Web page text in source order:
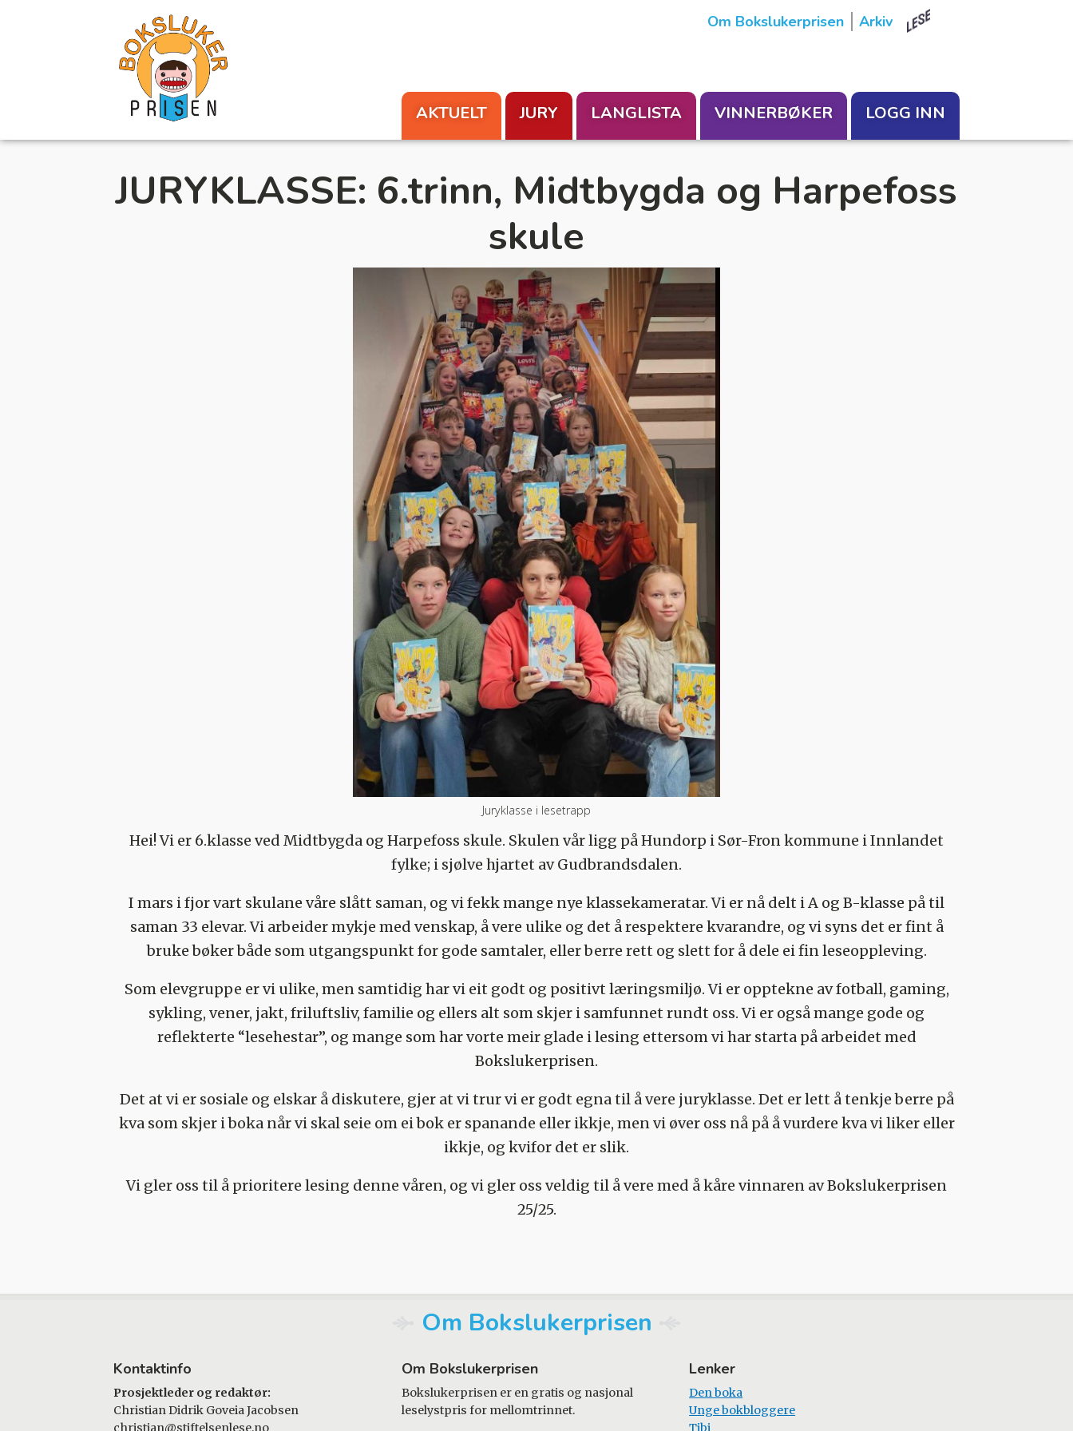
Om Bokslukerprisen Arkiv
AKTUELT JURY LANGLISTA VINNERBØKER LOGG INN
JURYKLASSE: 6.trinn, Midtbygda og Harpefoss
skule
Juryklasse i lesetrapp
Hei! Vi er 6.klasse ved Midtbygda og Harpefoss skule. Skulen vår ligg på Hundorp i Sør-Fron kommune i Innlandet
fylke; i sjølve hjartet av Gudbrandsdalen.
I mars i fjor vart skulane våre slått saman, og vi fekk mange nye klassekameratar. Vi er nå delt i A og B-klasse på til
saman 33 elevar. Vi arbeider mykje med venskap, å vere ulike og det å respektere kvarandre, og vi syns det er fint å
bruke bøker både som utgangspunkt for gode samtaler, eller berre rett og slett for å dele ei fin leseoppleving.
Som elevgruppe er vi ulike, men samtidig har vi eit godt og positivt læringsmiljø. Vi er opptekne av fotball, gaming,
sykling, vener, jakt, friluftsliv, familie og ellers alt som skjer i samfunnet rundt oss. Vi er også mange gode og
reflekterte “lesehestar”, og mange som har vorte meir glade i lesing ettersom vi har starta på arbeidet med
Bokslukerprisen.
Det at vi er sosiale og elskar å diskutere, gjer at vi trur vi er godt egna til å vere juryklasse. Det er lett å tenkje berre på
kva som skjer i boka når vi skal seie om ei bok er spanande eller ikkje, men vi øver oss nå på å vurdere kva vi liker eller
ikkje, og kvifor det er slik.
Vi gler oss til å prioritere lesing denne våren, og vi gler oss veldig til å vere med å kåre vinnaren av Bokslukerprisen
25/25.
Om Bokslukerprisen
Kontaktinfo
Prosjektleder og redaktør:
Christian Didrik Goveia Jacobsen
christian@stiftelsenlese.no
Om Bokslukerprisen
Bokslukerprisen er en gratis og nasjonal
leselystpris for mellomtrinnet.
Lenker
Den boka
Unge bokbloggere
Tibi